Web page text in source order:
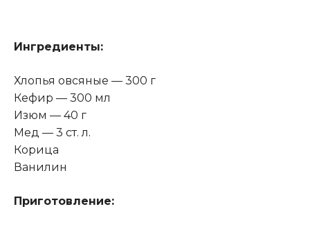
Ингредиенты:
Хлопья овсяные — 300 г
Кефир — 300 мл
Изюм — 40 г
Мед — 3 ст. л.
Корица
Ванилин
Приготовление: